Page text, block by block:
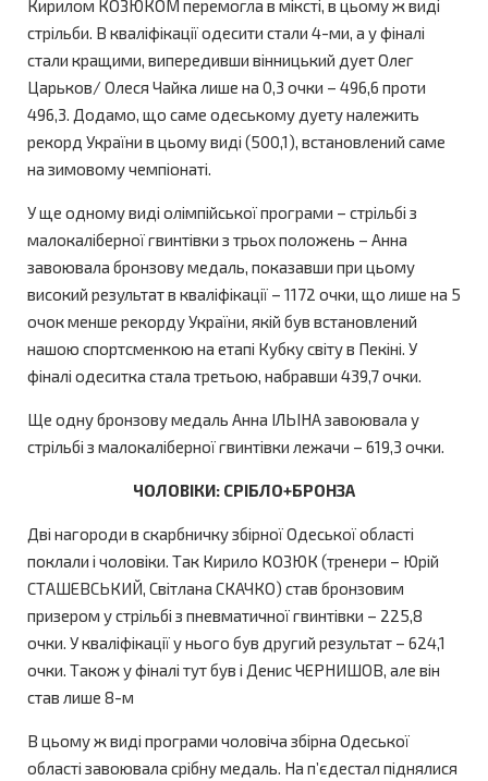
Кирилом КОЗЮКОМ перемогла в міксті, в цьому ж виді
стрільби. В кваліфікації одесити стали 4-ми, а у фіналі
стали кращими, випередивши вінницький дует Олег
Царьков/ Олеся Чайка лише на 0,3 очки – 496,6 проти
496,3. Додамо, що саме одеському дуету належить
рекорд України в цьому виді (500,1), встановлений саме
на зимовому чемпіонаті.
У ще одному виді олімпійської програми – стрільбі з
малокаліберної гвинтівки з трьох положень – Анна
завоювала бронзову медаль, показавши при цьому
високий результат в кваліфікації – 1172 очки, що лише на 5
очок менше рекорду України, якій був встановлений
нашою спортсменкою на етапі Кубку світу в Пекіні. У
фіналі одеситка стала третьою, набравши 439,7 очки.
Ще одну бронзову медаль Анна ІЛЬІНА завоювала у
стрільбі з малокаліберної гвинтівки лежачи – 619,3 очки.
ЧОЛОВІКИ: СРІБЛО+БРОНЗА
Дві нагороди в скарбничку збірної Одеської області
поклали і чоловіки. Так Кирило КОЗЮК (тренери – Юрій
СТАШЕВСЬКИЙ, Світлана СКАЧКО) став бронзовим
призером у стрільбі з пневматичної гвинтівки – 225,8
очки. У кваліфікації у нього був другий результат – 624,1
очки. Також у фіналі тут був і Денис ЧЕРНИШОВ, але він
став лише 8-м
В цьому ж виді програми чоловіча збірна Одеської
області завоювала срібну медаль. На п’єдестал піднялися